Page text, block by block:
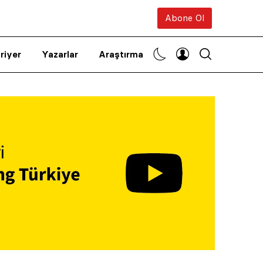
Abone Ol
Yazarlar Araştırma